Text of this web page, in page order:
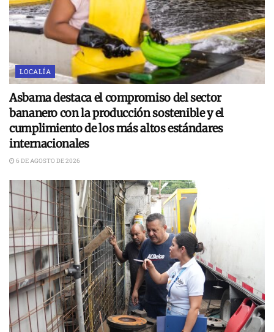
LOCALÍA
Asbama destaca el compromiso del sector
bananero con la producción sostenible y el
cumplimiento de los más altos estándares
internacionales
6 DE AGOSTO DE 2026